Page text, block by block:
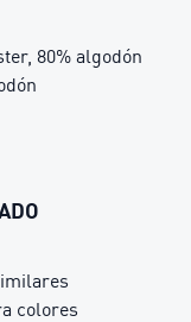
80% algodón
colores